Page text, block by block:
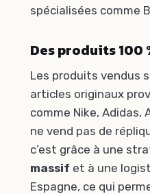
spécialisées comme
Des produits 100
Les produits vendus
articles originaux
comme Nike, Adidas,
ne vend pas de
c’est grâce à une
massif et à une
Espagne, ce qui